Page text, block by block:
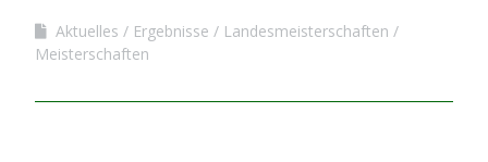
Aktuelles Ergebnisse
Landesmeisterschaften
Meisterschaften